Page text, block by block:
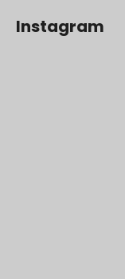
Instagram